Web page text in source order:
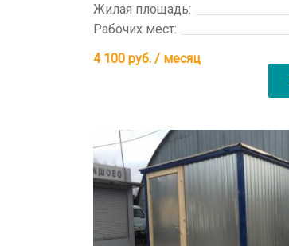
Жилая площадь:
Рабочих мест:
4 100 руб. / месяц